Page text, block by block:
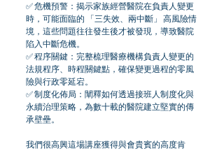
✅ 危機預警：揭示家族經營醫院在負責人變更
時，可能面臨的 「三失效、兩中斷」 高風險情
境，這些問題往往發生後才被發現，導致醫院
陷入中斷危機。
✅ 程序關鍵：完整梳理醫療機構負責人變更的
法規程序、時程關鍵點，確保變更過程的零風
險與行政零延宕。
✅ 制度化佈局：闡釋如何透過接班人制度化與
永續治理策略，為數十載的醫院建立堅實的傳
承壁壘。
我們很高興這場講座獲得與會貴賓的高度肯